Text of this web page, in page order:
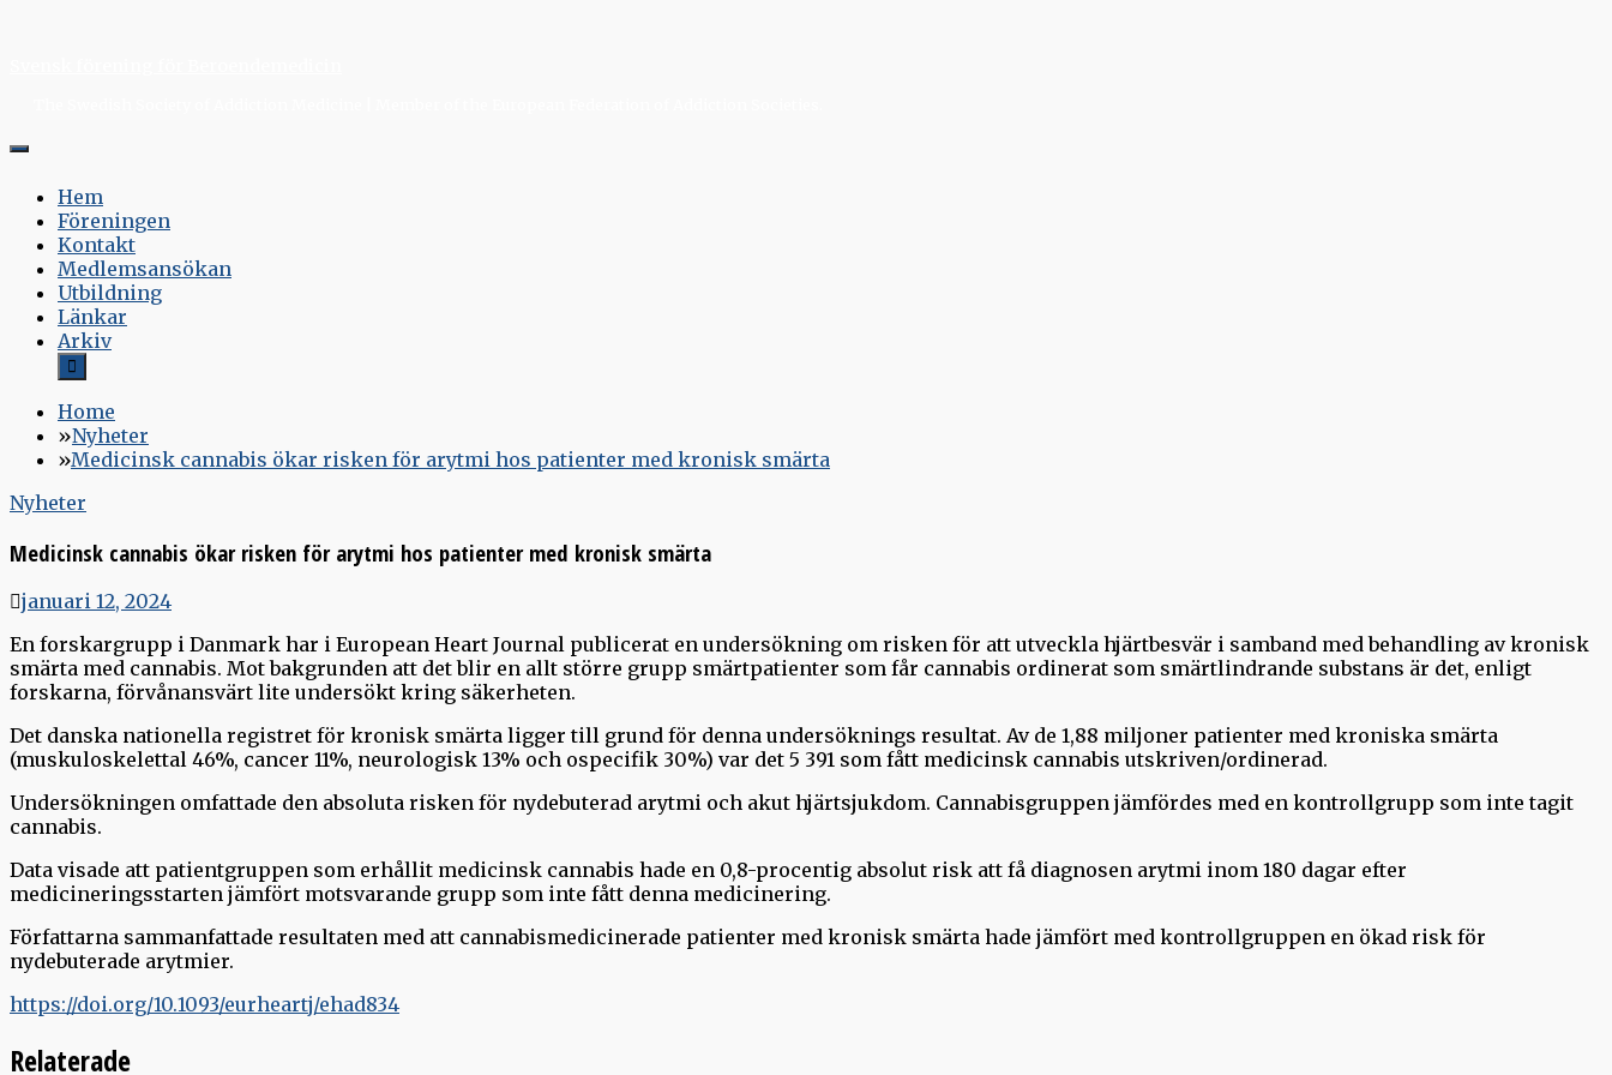
Hem
Föreningen
Kontakt
Medlemsansökan
Utbildning
Länkar
Arkiv
Home
Nyheter
Medicinsk cannabis ökar risken för arytmi hos patienter med kronisk smärta
Nyheter
Medicinsk cannabis ökar risken för arytmi hos patienter med kronisk smärta
januari 12, 2024
En forskargrupp i Danmark har i European Heart Journal publicerat en undersökning om risken för att utveckla hjärtbesvär i samband med behandling av kronisk
smärta med cannabis. Mot bakgrunden att det blir en allt större grupp smärtpatienter som får cannabis ordinerat som smärtlindrande substans är det, enligt
forskarna, förvånansvärt lite undersökt kring säkerheten.
Det danska nationella registret för kronisk smärta ligger till grund för denna undersöknings resultat. Av de 1,88 miljoner patienter med kroniska smärta
(muskuloskelettal 46%, cancer 11%, neurologisk 13% och ospecifik 30%) var det 5 391 som fått medicinsk cannabis utskriven/ordinerad.
Undersökningen omfattade den absoluta risken för nydebuterad arytmi och akut hjärtsjukdom. Cannabisgruppen jämfördes med en kontrollgrupp som inte tagit
cannabis.
Data visade att patientgruppen som erhållit medicinsk cannabis hade en 0,8-procentig absolut risk att få diagnosen arytmi inom 180 dagar efter
medicineringsstarten jämfört motsvarande grupp som inte fått denna medicinering.
Författarna sammanfattade resultaten med att cannabismedicinerade patienter med kronisk smärta hade jämfört med kontrollgruppen en ökad risk för
nydebuterade arytmier.
https://doi.org/10.1093/eurheartj/ehad834
Relaterade